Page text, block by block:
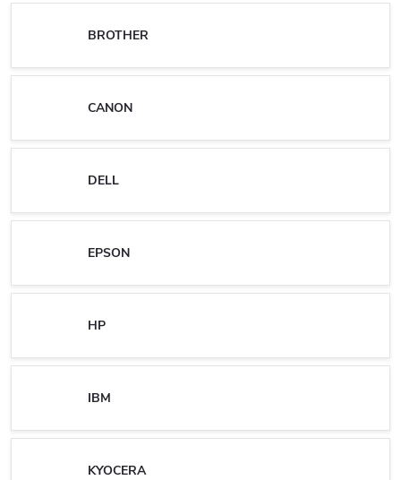
BROTHER
CANON
DELL
EPSON
HP
IBM
KYOCERA